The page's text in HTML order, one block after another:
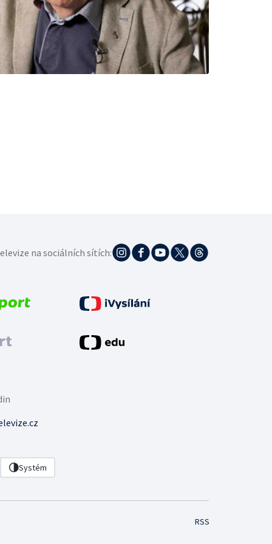
Systém
na sociálních sítích:
RSS